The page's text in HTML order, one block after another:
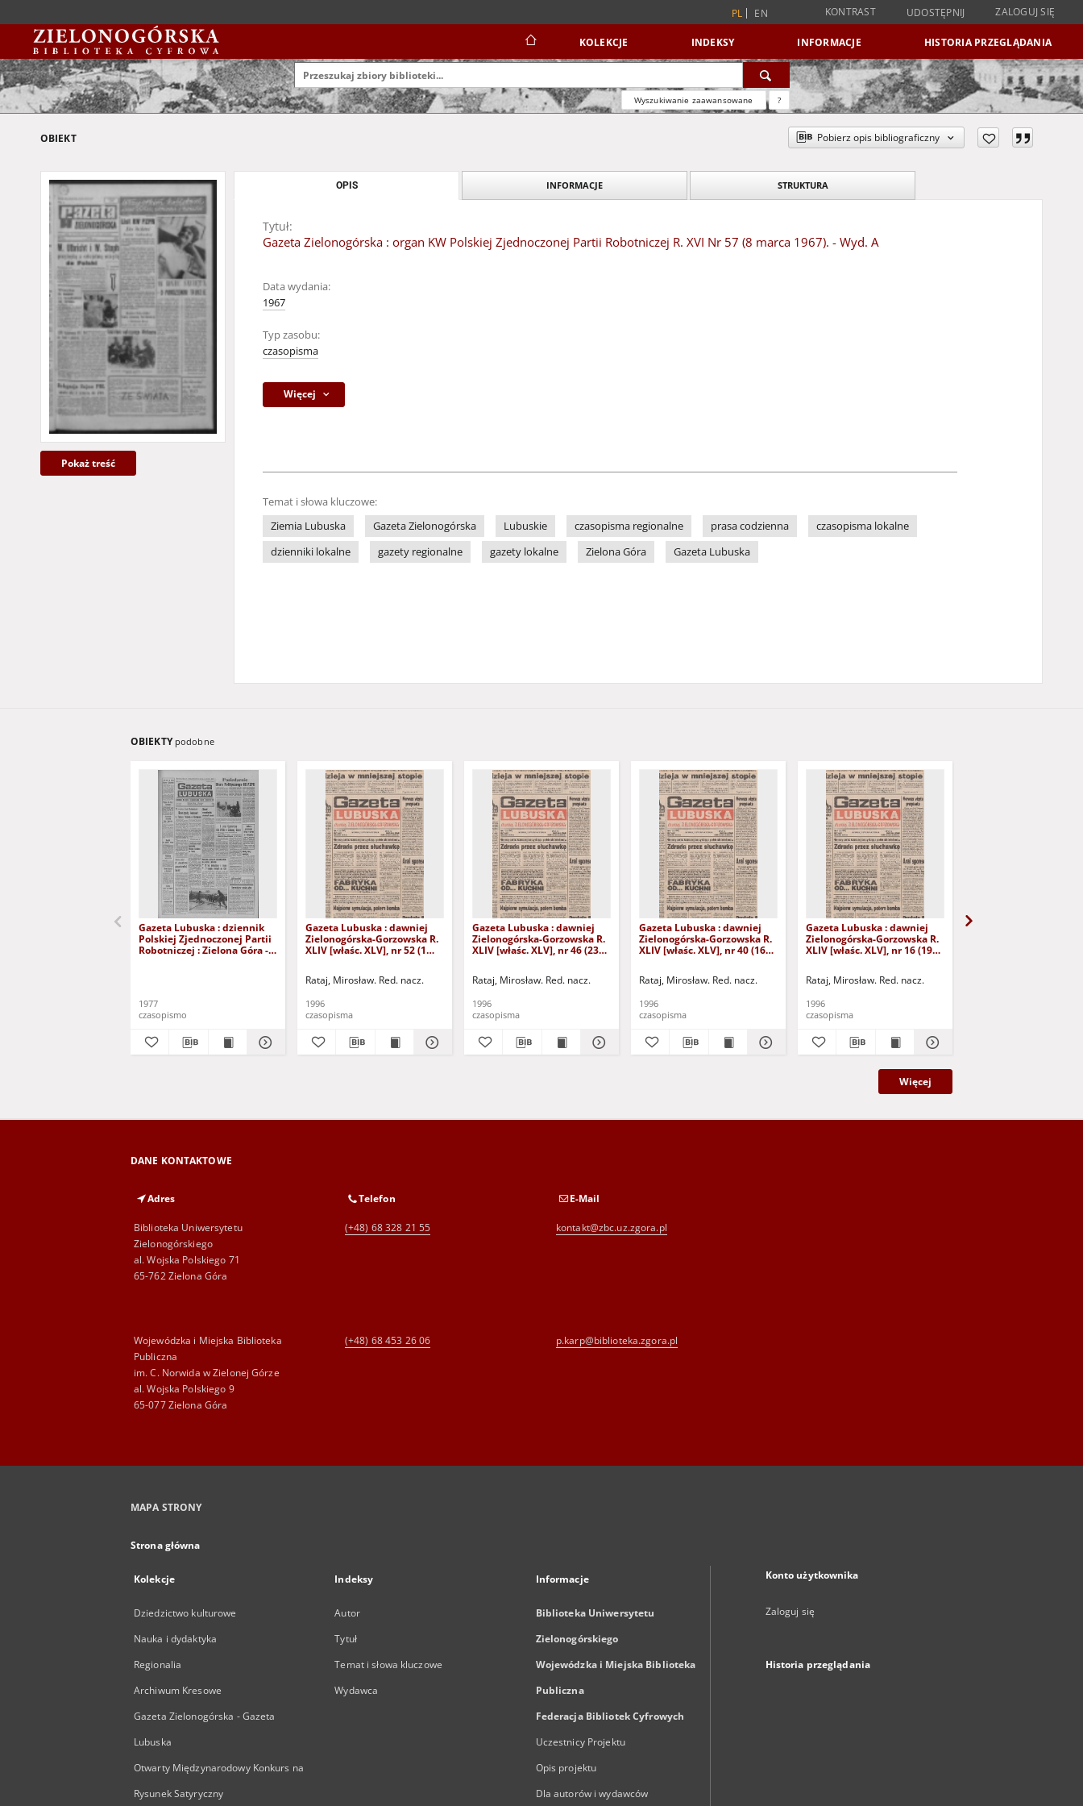
PL EN KONTRAST UDOSTĘPNIJ ZALOGUJ SIĘ
KOLEKCJE INDEKSY INFORMACJE HISTORIA PRZEGLĄDANIA
Wyszukiwanie zaawansowane ?
OBIEKT Pobierz opis bibliograficzny
Pokaż treść
OPIS INFORMACJE STRUKTURA
Tytuł:
Gazeta Zielonogórska : organ KW Polskiej Zjednoczonej Partii Robotniczej R. XVI Nr 57 (8 marca 1967). - Wyd. A
Data wydania:
1967
Typ zasobu:
czasopisma
Więcej
Temat i słowa kluczowe:
Ziemia Lubuska
Gazeta Zielonogórska Lubuskie czasopisma regionalne prasa codzienna
czasopisma lokalne
dzienniki lokalne
gazety regionalne gazety lokalne Zielona Góra Gazeta Lubuska
OBIEKTY podobne
Gazeta Lubuska : dziennik
Polskiej Zjednoczonej Partii
Robotniczej : Zielona Góra -
1977
czasopismo
Gazeta Lubuska : dawniej
Zielonogórska-Gorzowska R.
XLIV [właśc. XLV], nr 52 (1
Rataj, Mirosław. Red. nacz.
1996
czasopisma
Gazeta Lubuska : dawniej
Zielonogórska-Gorzowska R.
XLIV [właśc. XLV], nr 46 (23
Rataj, Mirosław. Red. nacz.
1996
czasopisma
Gazeta Lubuska : dawniej
Zielonogórska-Gorzowska R.
XLIV [właśc. XLV], nr 40 (16
Rataj, Mirosław. Red. nacz.
1996
czasopisma
Gazeta Lubuska : dawniej
Zielonogórska-Gorzowska R.
XLIV [właśc. XLV], nr 16 (19
Rataj, Mirosław. Red. nacz.
1996
czasopisma
Więcej
DANE KONTAKTOWE
Adres
Biblioteka Uniwersytetu
Zielonogórskiego
al. Wojska Polskiego 71
65-762 Zielona Góra
Telefon
(+48) 68 328 21 55
E-Mail
kontakt@zbc.uz.zgora.pl
Wojewódzka i Miejska Biblioteka
Publiczna
im. C. Norwida w Zielonej Górze
al. Wojska Polskiego 9
65-077 Zielona Góra
(+48) 68 453 26 06 p.karp@biblioteka.zgora.pl
MAPA STRONY
Strona główna
Kolekcje
Dziedzictwo kulturowe
Nauka i dydaktyka
Regionalia
Archiwum Kresowe
Gazeta Zielonogórska - Gazeta
Lubuska
Otwarty Międzynarodowy Konkurs na
Rysunek Satyryczny
Indeksy
Autor
Tytuł
Temat i słowa kluczowe
Wydawca
Informacje
Biblioteka Uniwersytetu
Zielonogórskiego
Wojewódzka i Miejska Biblioteka
Publiczna
Federacja Bibliotek Cyfrowych
Uczestnicy Projektu
Opis projektu
Dla autorów i wydawców
Konto użytkownika
Zaloguj się
Historia przeglądania